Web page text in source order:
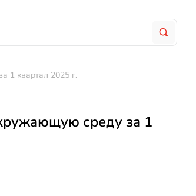
1 квартал 2025 г.
среду за 1